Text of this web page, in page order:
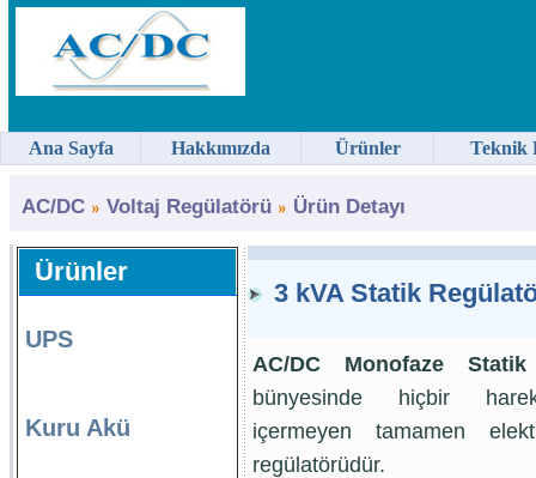
AC/DC Voltaj Regülatörü Ürün Detayı
Ürünler
UPS
Kuru Akü
3 kVA Statik
AC/DC
Monofaze
bünyesinde hiçbir
içermeyen tamamen
regülatörüdür.
Ana Sayfa Hakkımızda Ürünler Teknik